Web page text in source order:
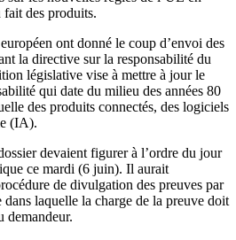
fait des produits.
ont donné le coup d’envoi des
la directive sur la responsabilité du
législative vise à mettre à jour le
qui date du milieu des années 80
des produits connectés, des logiciels
(IA).
devaient figurer à l’ordre du jour
ce mardi (6 juin). Il aurait
de divulgation des preuves par
dans laquelle la charge de la preuve doit
demandeur.